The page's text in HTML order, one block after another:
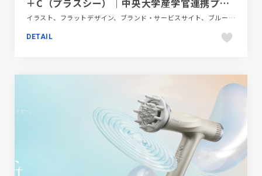
＋C（プラスシー）｜中央大学産学官連携プラットフォーム
イラスト、フラットデザイン、ブランド・サービスサイト、ブルー系、モーション多め、レッド系、地域・団体・活動、教育・学校
DETAIL